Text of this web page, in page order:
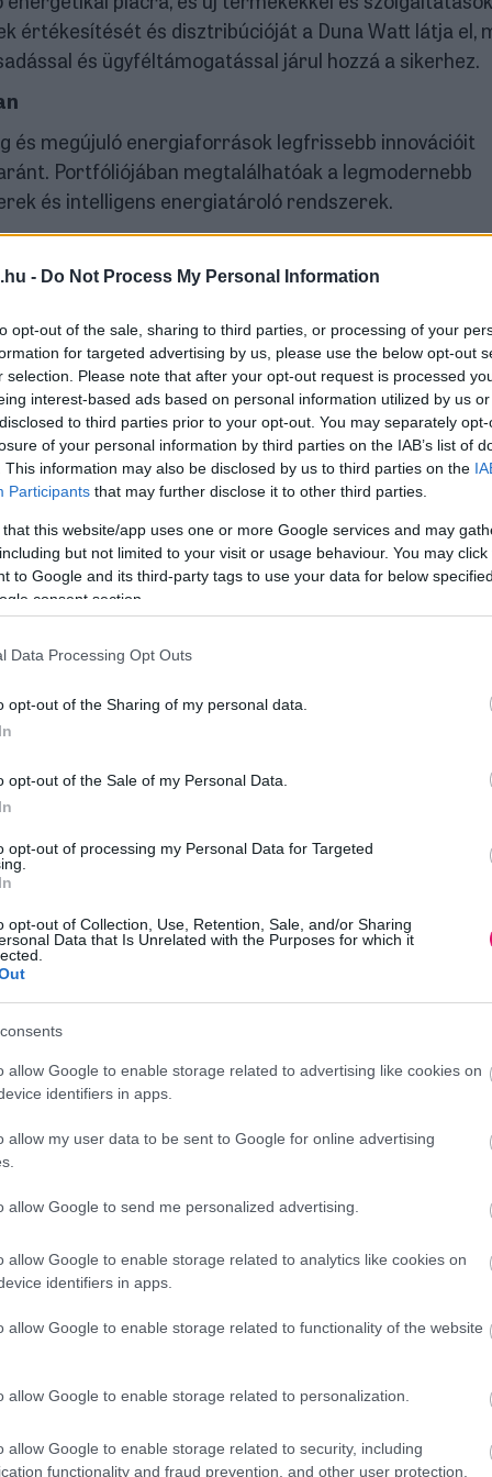
- Do Not Process My Personal Information
opt-out of the sale, sharing to third parties, or processing of your
for targeted advertising by us, please use the below opt-out
selection. Please note that after your opt-out request is processed
interest-based ads based on personal information utilized by us
to third parties prior to your opt-out. You may separately
of your personal information by third parties on the IAB’s list of
This information may also be disclosed by us to third parties on the
Participants that may further disclose it to other third parties.
that this website/app uses one or more Google services and may
but not limited to your visit or usage behaviour. You may
to Google and its third-party tags to use your data for below
consent section.
Data Processing Opt Outs
opt-out of the Sharing of my personal data.
opt-out of the Sale of my Personal Data.
opt-out of processing my Personal Data for Targeted
opt-out of Collection, Use, Retention, Sale, and/or Sharing
Data that Is Unrelated with the Purposes for which it
allow Google to enable storage related to advertising like cookies on
identifiers in apps.
allow my user data to be sent to Google for online advertising
allow Google to send me personalized advertising.
allow Google to enable storage related to analytics like cookies on
identifiers in apps.
allow Google to enable storage related to functionality of the website
allow Google to enable storage related to personalization.
allow Google to enable storage related to security, including
functionality and fraud prevention, and other user protection.
értékesítését és disztribúcióját a Duna Watt látja el,
és ügyféltámogatással járul hozzá a sikerhez.
és megújuló energiaforrások legfrissebb innovációit
Portfóliójában megtalálhatóak a legmodernebb
és intelligens energiatároló rendszerek.
bizonyítja jobban, mint hogy a nyár végén elindított
vásárló választotta aDuna Watttöltőit. Az
a III. kerületi Zay utcai telephelyen is, a
ügyfelek prémium minőségű
A Sunnic mellett aDuna Wattforgalmazza olyan
elektromos járműtöltők egyik piacvezetője, a BYD,
autó gyártó, a Potis Edge, amely moduláris
CECEP Solar Energy Technology, a globális
segítenek, hanem átfogó tervezési tanácsadást és
hatékony és fenntartható energiagazdálkodást
és nemzetközi szakmai rendezvényen is
érdeklődőkkel, valamint az energetikai és e-
termékeivel a nagyközönség elé, ahol személyes tanácsadással
is bemutatkozott Zalaegerszegen intelligens
a 2024-es Intersolar Europe kiállításon volt Münchenben, amely
közös projektek és aDuna Wattcélkitűzései kaptak főszerepet.
az ügyfelekkel és más iparági szereplőkkel.
e-mobilitási központja
négyzetméteres e-mobilitási központ, amelyet
Ez a központ nemcsak a cég
nemzetközi autóipar számára is. A telephelyen
napelemes rendszer, egy 696 kWh
kW-os Sunnic AC és 3db 160 kW-os DC gyorstöltő
megoldások magyarországi piacának élvonalában
támogassa az energiahatékony és
és üzleti szektorban. A vállalat elkötelezett
vásárlói sikerévé formálja, és hozzájáruljon egy